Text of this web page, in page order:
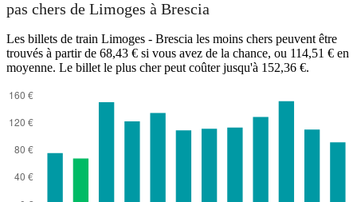
pas chers de Limoges à Brescia
Les billets de train Limoges - Brescia les moins chers peuvent être
trouvés à partir de 68,43 € si vous avez de la chance, ou 114,51 € en
moyenne. Le billet le plus cher peut coûter jusqu'à 152,36 €.